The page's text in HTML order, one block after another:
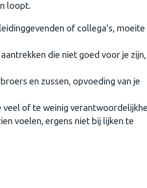
loopt.
of collega’s,
die niet goed voor je zijn,
en zussen, opvoeding van je
of te weinig
voelen, ergens niet bij lijken te